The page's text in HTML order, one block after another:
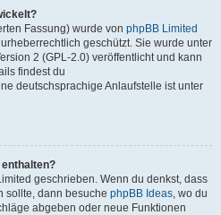
Fassung) wurde von phpBB Limited
geschützt. Sie wurde unter
2 (GPL-2.0) veröffentlicht und kann
findest du
deutschsprachige Anlaufstelle ist unter
geschrieben. Wenn du denkst, dass
sollte, dann besuche phpBB Ideas, wo du
abgeben oder neue Funktionen